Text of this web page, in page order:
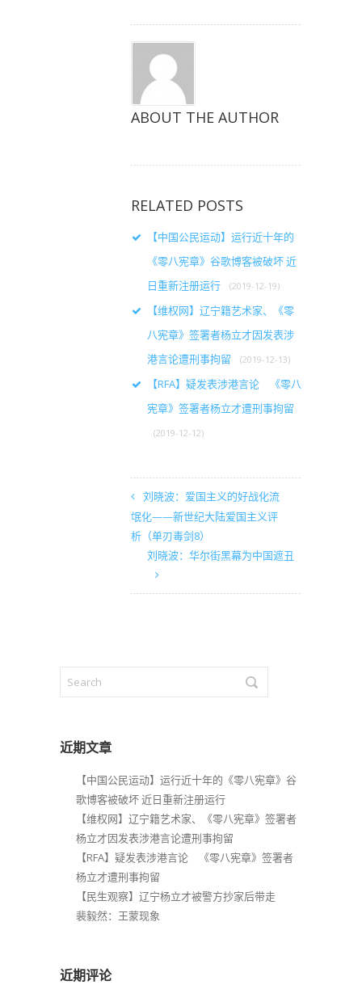
ABOUT THE AUTHOR
RELATED POSTS
【中国公民运动】运行近十年的
《零八宪章》谷歌博客被破坏 近
日重新注册运行
(2019-12-19)
【维权网】辽宁籍艺术家、《零
八宪章》签署者杨立才因发表涉
港言论遭刑事拘留
(2019-12-13)
【RFA】疑发表涉港言论 《零八
宪章》签署者杨立才遭刑事拘留
(2019-12-12)
刘晓波：爱国主义的好战化流
氓化——新世纪大陆爱国主义评
析（单刃毒剑8）
刘晓波：华尔街黑幕为中国遮丑
近期文章
【中国公民运动】运行近十年的《零八宪章》谷
歌博客被破坏 近日重新注册运行
【维权网】辽宁籍艺术家、《零八宪章》签署者
杨立才因发表涉港言论遭刑事拘留
【RFA】疑发表涉港言论 《零八宪章》签署者
杨立才遭刑事拘留
【民生观察】辽宁杨立才被警方抄家后带走
裴毅然：王蒙现象
近期评论